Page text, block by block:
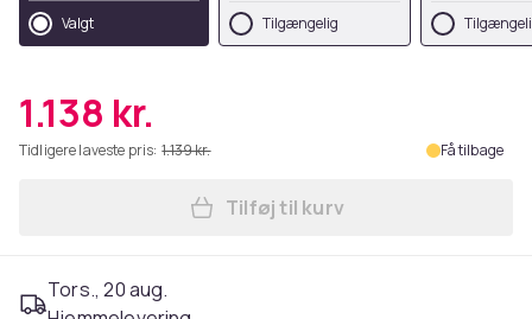
Valgt
Tilgængelig
1.138 kr.
Tidligere laveste pris: 1.139 kr. Få tilbage
Læg Russell Mens
Tilføj til kurv
Tors., 20 aug.